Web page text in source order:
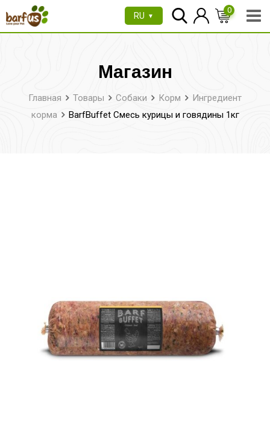
Перейти
RU ▼
0
Магазин
Главная Товары Собаки Корм
Ингредиент
корма
BarfBuffet Смесь курицы и говядины 1кг